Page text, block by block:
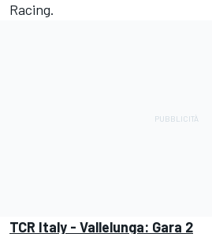
Racing.
TCR Italy - Vallelunga: Gara 2